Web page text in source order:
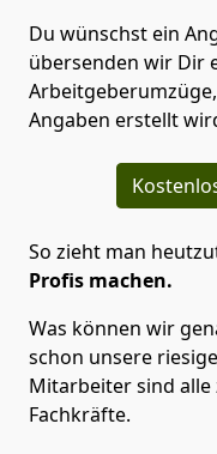
Du wünschst ein
übersenden wir Dir
Angaben erstellt
So zieht man
Profis machen.
Was können wir
schon unsere
Mitarbeiter sind
Fachkräfte.